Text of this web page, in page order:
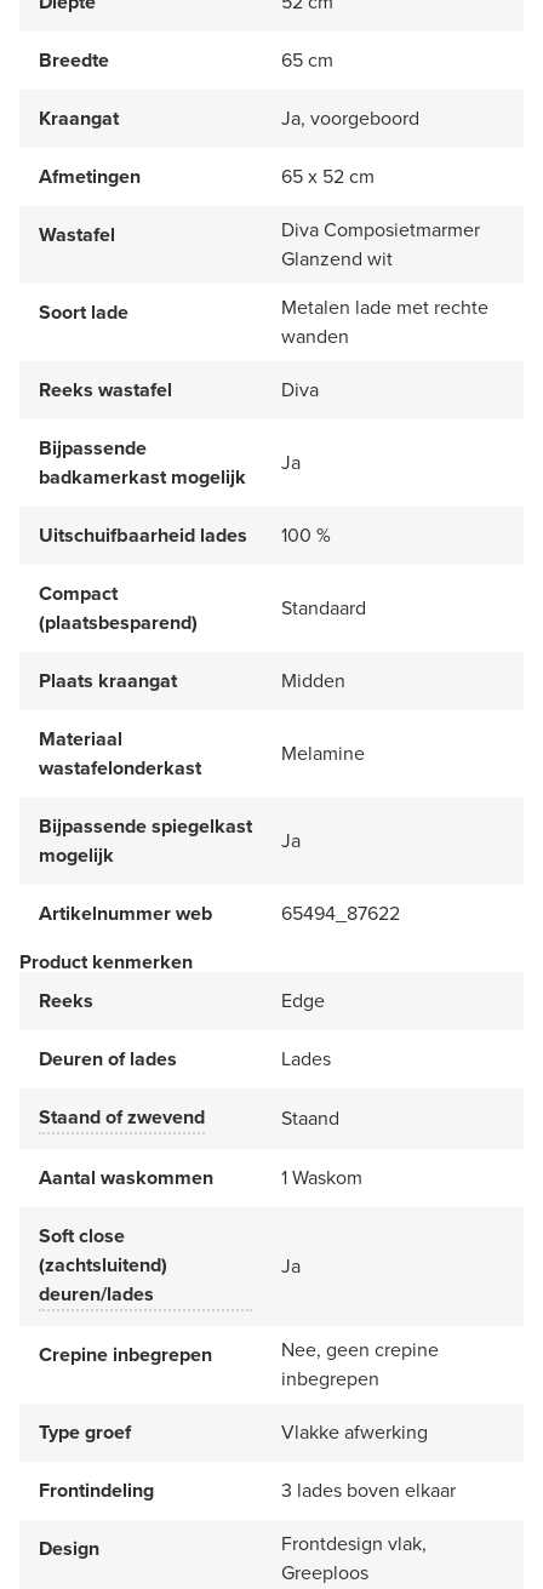
Breedte 65 cm
Kraangat Ja, voorgeboord
Afmetingen 65 x 52 cm
Wastafel
Diva Composietmarmer
Glanzend wit
Soort lade
Metalen lade met rechte
wanden
Reeks wastafel
Diva
Bijpassende
badkamerkast mogelijk
Ja
Uitschuifbaarheid lades 100 %
Compact
(plaatsbesparend)
Standaard
Plaats kraangat Midden
Materiaal
wastafelonderkast
Melamine
Bijpassende spiegelkast
mogelijk
Ja
Artikelnummer web
65494_87622
Product kenmerken
Reeks
Edge
Deuren of lades Lades
Staand of zwevend Staand
Aantal waskommen 1 Waskom
Soft close
(zachtsluitend)
deuren/lades
Ja
Crepine inbegrepen
Nee, geen crepine
inbegrepen
Type groef
Vlakke afwerking
Frontindeling 3 lades boven elkaar
Design
Frontdesign vlak,
Greeploos